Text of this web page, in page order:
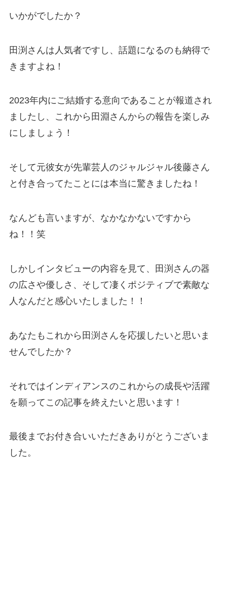
いかがでしたか？
田渕さんは人気者ですし、話題になるのも納得で
きますよね！
2023年内にご結婚する意向であることが報道され
ましたし、これから田淵さんからの報告を楽しみ
にしましょう！
そして元彼女が先輩芸人のジャルジャル後藤さん
と付き合ってたことには本当に驚きましたね！
なんども言いますが、なかなかないですから
ね！！笑
しかしインタビューの内容を見て、田渕さんの器
の広さや優しさ、そして凄くポジティブで素敵な
人なんだと感心いたしました！！
あなたもこれから田渕さんを応援したいと思いま
せんでしたか？
それではインディアンスのこれからの成長や活躍
を願ってこの記事を終えたいと思います！
最後までお付き合いいただきありがとうございま
した。